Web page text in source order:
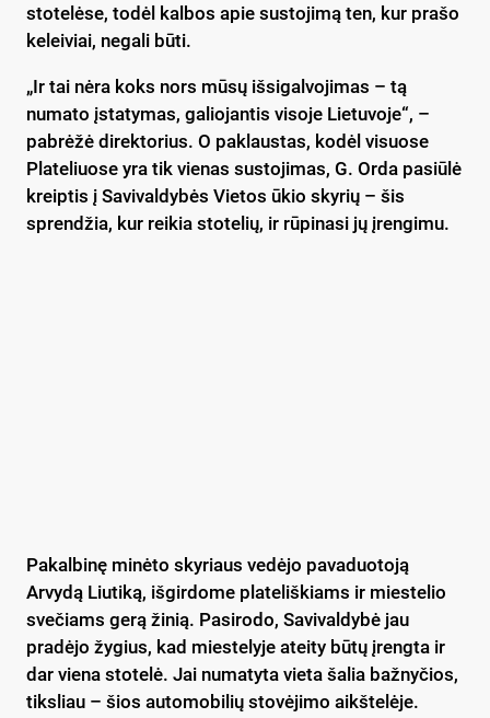
stotelėse, todėl kalbos apie sustojimą ten, kur prašo
keleiviai, negali būti.
„Ir tai nėra koks nors mūsų išsigalvojimas – tą
numato įstatymas, galiojantis visoje Lietuvoje“, –
pabrėžė direktorius. O paklaustas, kodėl visuose
Plateliuose yra tik vienas sustojimas, G. Orda pasiūlė
kreiptis į Savivaldybės Vietos ūkio skyrių – šis
sprendžia, kur reikia stotelių, ir rūpinasi jų įrengimu.
Pakalbinę minėto skyriaus vedėjo pavaduotoją
Arvydą Liutiką, išgirdome plateliškiams ir miestelio
svečiams gerą žinią. Pasirodo, Savivaldybė jau
pradėjo žygius, kad miestelyje ateity būtų įrengta ir
dar viena stotelė. Jai numatyta vieta šalia bažnyčios,
tiksliau – šios automobilių stovėjimo aikštelėje.